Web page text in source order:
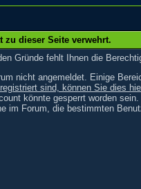
zu dieser Seite verwehrt.
Gründe fehlt Ihnen die
nicht angemeldet. Einige
sind, können Sie dies
könnte gesperrt worden
im Forum, die bestimmten